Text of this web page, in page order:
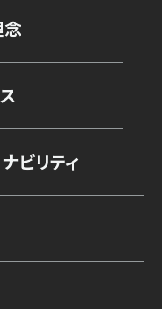
ビリティ